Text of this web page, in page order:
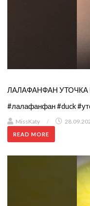
ЛАЛАФАНФАН УТОЧКА
#лалафанфан #duck
MissKaty /
READ MORE